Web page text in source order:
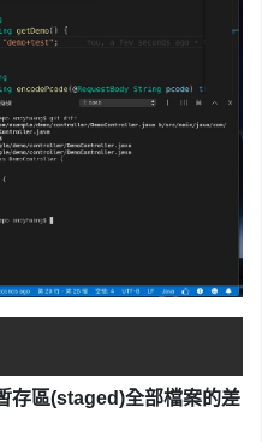
存區(staged)全部檔案的差